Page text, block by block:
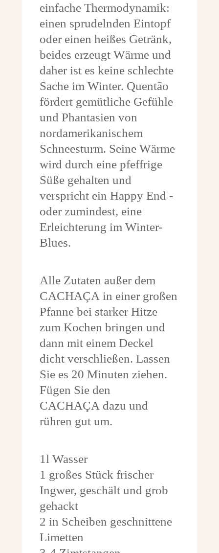
einfache Thermodynamik:
einen sprudelnden Eintopf
oder einen heißes Getränk,
beides erzeugt Wärme und
daher ist es keine schlechte
Sache im Winter. Quentão
fördert gemütliche Gefühle
und Phantasien von
nordamerikanischem
Schneesturm. Seine Wärme
wird durch eine pfeffrige
Süße gehalten und
verspricht ein Happy End -
oder zumindest, eine
Erleichterung im Winter-
Blues.
Alle Zutaten außer dem
CACHAÇA in einer großen
Pfanne bei starker Hitze
zum Kochen bringen und
dann mit einem Deckel
dicht verschließen. Lassen
Sie es 20 Minuten ziehen.
Fügen Sie den
CACHAÇA dazu und
rühren gut um.
1l Wasser
1 großes Stück frischer
Ingwer, geschält und grob
gehackt
2 in Scheiben geschnittene
Limetten